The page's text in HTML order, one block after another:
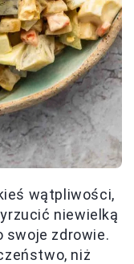
wątpliwości,
niewielką
swoje zdrowie.
niż